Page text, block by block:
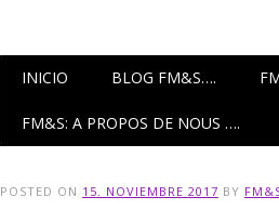
Main menu
INICIO BLOG FM&S….
FM&S: A PROPOS DE NOUS ….
POSTED ON 15. NOVIEMBRE 2017 BY